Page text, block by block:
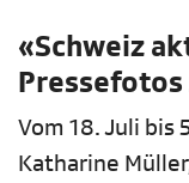
«Schweiz
Vom 18. Juli bis
Katharine